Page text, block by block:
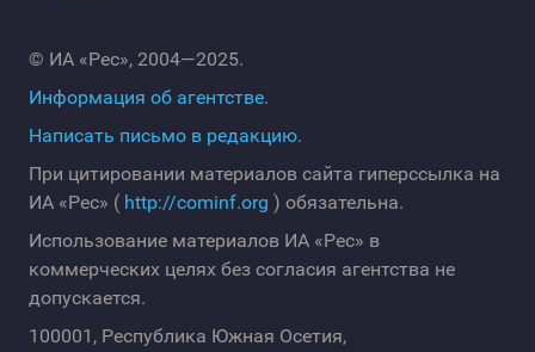
© ИА «Рес», 2004—2025.
Информация об агентстве.
Написать письмо в редакцию.
При цитировании материалов сайта гиперссылка на
ИА «Рес» ( http://cominf.org ) обязательна.
Использование материалов ИА «Рес» в
коммерческих целях без согласия агентства не
допускается.
100001, Республика Южная Осетия,